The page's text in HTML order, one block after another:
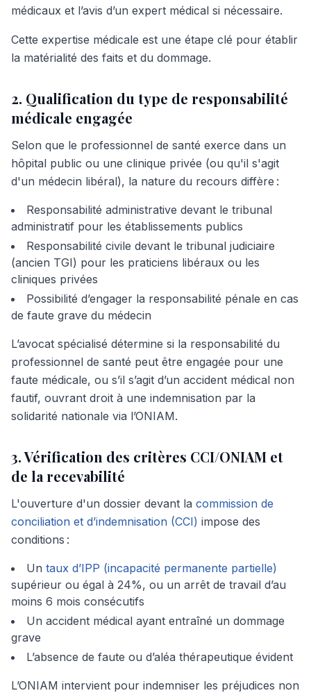
médicaux et l’avis d’un expert médical si nécessaire.
Cette expertise médicale est une étape clé pour établir
la matérialité des faits et du dommage.
2. Qualification du type de responsabilité
médicale engagée
Selon que le professionnel de santé exerce dans un
hôpital public ou une clinique privée (ou qu'il s'agit
d'un médecin libéral), la nature du recours diffère :
Responsabilité administrative devant le tribunal
administratif pour les établissements publics
Responsabilité civile devant le tribunal judiciaire
(ancien TGI) pour les praticiens libéraux ou les
cliniques privées
Possibilité d’engager la responsabilité pénale en cas
de faute grave du médecin
L’avocat spécialisé détermine si la responsabilité du
professionnel de santé peut être engagée pour une
faute médicale, ou s’il s’agit d’un accident médical non
fautif, ouvrant droit à une indemnisation par la
solidarité nationale via l’ONIAM.
3. Vérification des critères CCI/ONIAM et
de la recevabilité
L'ouverture d'un dossier devant la commission de
conciliation et d’indemnisation (CCI) impose des
conditions :
Un taux d’IPP (incapacité permanente partielle)
supérieur ou égal à 24%, ou un arrêt de travail d’au
moins 6 mois consécutifs
Un accident médical ayant entraîné un dommage
grave
L’absence de faute ou d’aléa thérapeutique évident
L’ONIAM intervient pour indemniser les préjudices non